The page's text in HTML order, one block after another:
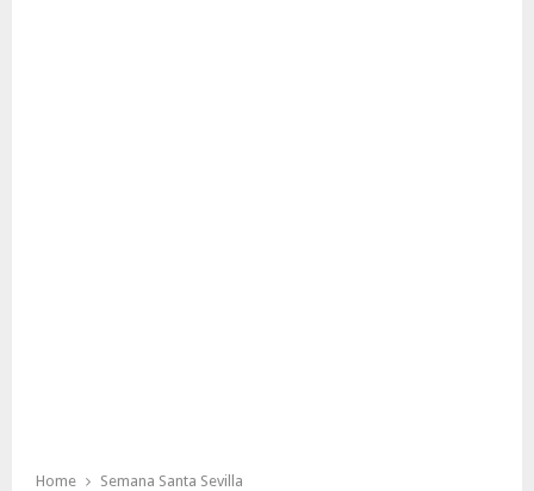
Home
Semana Santa Sevilla